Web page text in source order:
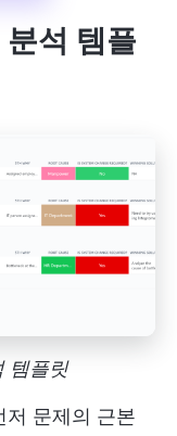
석 템플
템플릿
저 문제의 근본